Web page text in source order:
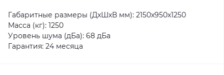
Габаритные размеры (ДхШхВ мм): 2150x950x1250
Масса (кг): 1250
Уровень шума (дБа): 68 дБа
Гарантия: 24 месяца